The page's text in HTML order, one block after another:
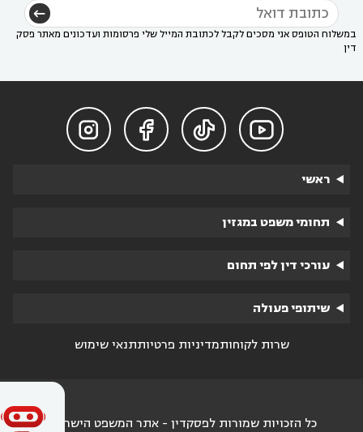
במשלוח הטופס אני מסכים לקבל לכתובת המייל שלי פרסומות ועדכונים מאתר פסק
דין




ראשי
תחומי משפט במגזין
עורכי דין לפי תחום
שיתופי פעולה
שרות לקוחותמדיניות פרטיותתנאי שימוש
כל הזכויות שמורות לפסקדין - אתר המשפט הישראלי